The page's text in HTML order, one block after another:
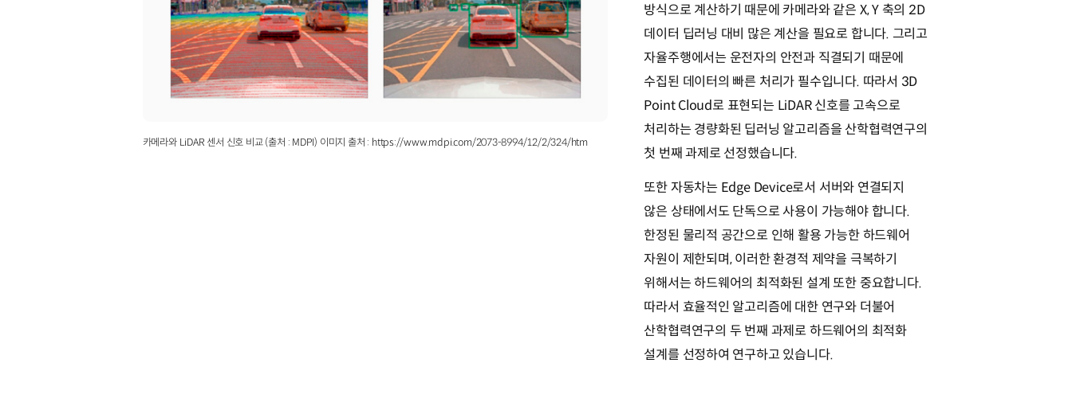
카메라와 LiDAR 센서 신호 비교 (출처 : MDPI) 이미지 출처 : https://www.mdpi.com/2073-8994/12/2/324/htm
방식으로 계산하기 때문에 카메라와 같은 X, Y 축의 2D
데이터 딥러닝 대비 많은 계산을 필요로 합니다. 그리고
자율주행에서는 운전자의 안전과 직결되기 때문에
수집된 데이터의 빠른 처리가 필수입니다. 따라서 3D
Point Cloud로 표현되는 LiDAR 신호를 고속으로
처리하는 경량화된 딥러닝 알고리즘을 산학협력연구의
첫 번째 과제로 선정했습니다.
또한 자동차는 Edge Device로서 서버와 연결되지
않은 상태에서도 단독으로 사용이 가능해야 합니다.
한정된 물리적 공간으로 인해 활용 가능한 하드웨어
자원이 제한되며, 이러한 환경적 제약을 극복하기
위해서는 하드웨어의 최적화된 설계 또한 중요합니다.
따라서 효율적인 알고리즘에 대한 연구와 더불어
산학협력연구의 두 번째 과제로 하드웨어의 최적화
설계를 선정하여 연구하고 있습니다.